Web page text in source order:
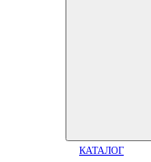
КАТАЛОГ